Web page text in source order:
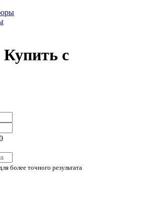
с
более точного результата